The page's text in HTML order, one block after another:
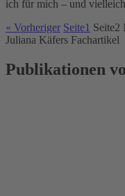
ich für mich – und
« Vorheriger Seite1 Seite2
Juliana Käfers Fachartikel
Publikationen